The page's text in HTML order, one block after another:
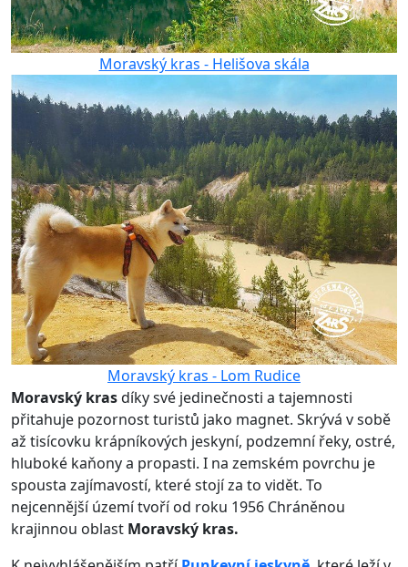
Moravský kras - Helišova skála
Moravský kras - Lom Rudice
Moravský krasdíky své jedinečnosti a tajemnosti
přitahuje pozornost turistů jako magnet. Skrývá v sobě
až tisícovku krápníkových jeskyní, podzemní řeky, ostré,
hluboké kaňony a propasti. I na zemském povrchu je
spousta zajímavostí, které stojí za to vidět. To
nejcennější území tvoří od roku 1956 Chráněnou
krajinnou oblast Moravský kras.